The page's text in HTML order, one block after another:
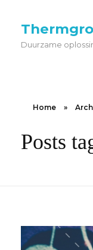
Home »
Posts